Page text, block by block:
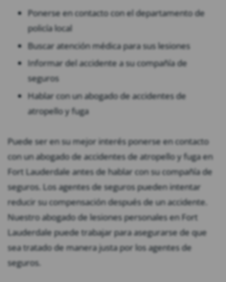
Ponerse en contacto con el departamento de
policía local
Buscar atención médica para sus lesiones
Informar del accidente a su compañía de
seguros
Hablar con un abogado de accidentes de
atropello y fuga
Puede ser en su mejor interés ponerse en contacto
con un abogado de accidentes de atropello y fuga en
Fort Lauderdale antes de hablar con su compañía de
seguros. Los agentes de seguros pueden intentar
reducir su compensación después de un accidente.
Nuestro abogado de lesiones personales en Fort
Lauderdale puede trabajar para asegurarse de que
sea tratado de manera justa por los agentes de
seguros.